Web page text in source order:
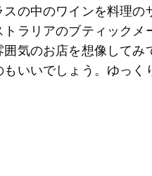
スの中のワインを料理
トラリアのブティックメ
囲気のお店を想像してみ
もいいでしょう。ゆっ